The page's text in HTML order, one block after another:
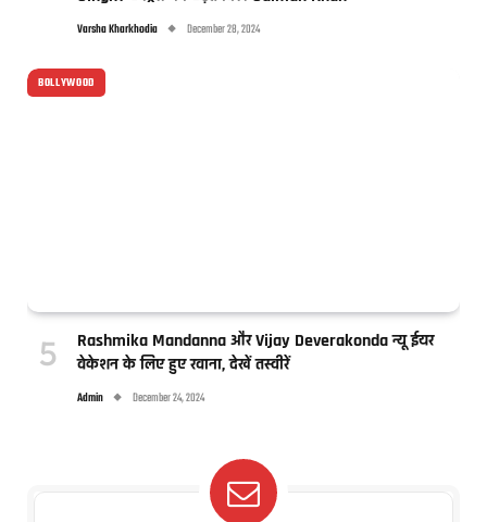
Varsha Kharkhodia December 28, 2024
BOLLYWOOD
Rashmika Mandanna और Vijay Deverakonda न्यू ईयर
वेकेशन के लिए हुए रवाना, देखें तस्वीरें
Admin December 24, 2024